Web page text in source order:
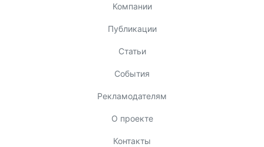
Компании
Публикации
Статьи
События
Рекламодателям
О проекте
Контакты